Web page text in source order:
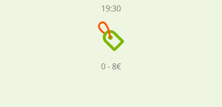
19:30
0 - 8€